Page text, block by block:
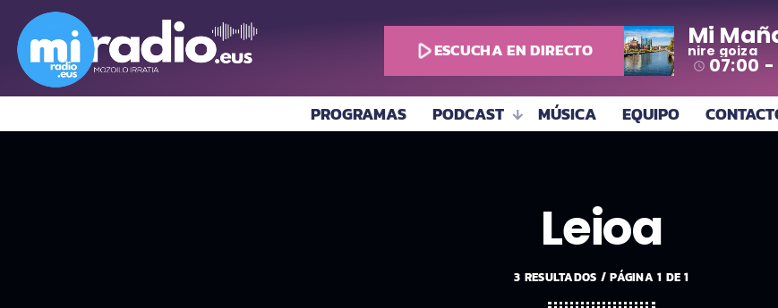
play_arrowESCUCHA EN DIRECTO Mi
nire goiza
access_time 07:00 -
PROGRAMAS PODCAST MÚSICA EQUIPO
Leioa
3 RESULTADOS / PÁGINA 1 DE 1